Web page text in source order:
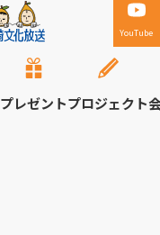
YouTube
プレゼントプロジェクト